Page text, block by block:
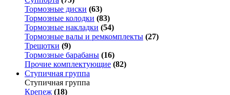
Тормозные диски (63)
Тормозные колодки (83)
Тормозные накладки (54)
Тормозные валы и ремкомплекты (27)
Трещотки (9)
Тормозные барабаны (16)
Прочие комплектующие (82)
Ступичная группа
Ступичная группа
Крепеж (18)